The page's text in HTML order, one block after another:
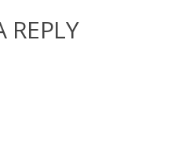
REPLY